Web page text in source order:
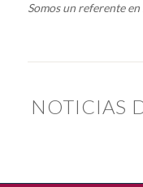
Somos un referente
NOTICIAS